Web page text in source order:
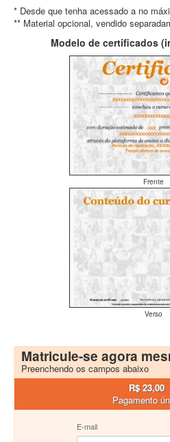
* Desde que tenha acessado a no
** Material opcional, vendido
Modelo de certificados
Frente
Verso
Matricule-se agora
Preenchendo os campos abaixo
R$ 23,00
Pagamento
E-mail